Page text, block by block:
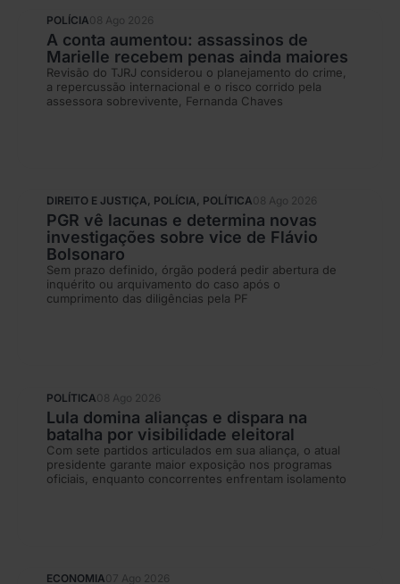
POLÍCIA08 Ago 2026
A conta aumentou: assassinos de
Marielle recebem penas ainda maiores
Revisão do TJRJ considerou o planejamento do crime,
a repercussão internacional e o risco corrido pela
assessora sobrevivente, Fernanda Chaves
DIREITO E JUSTIÇA, POLÍCIA, POLÍTICA08 Ago 2026
PGR vê lacunas e determina novas
investigações sobre vice de Flávio
Bolsonaro
Sem prazo definido, órgão poderá pedir abertura de
inquérito ou arquivamento do caso após o
cumprimento das diligências pela PF
POLÍTICA08 Ago 2026
Lula domina alianças e dispara na
batalha por visibilidade eleitoral
Com sete partidos articulados em sua aliança, o atual
presidente garante maior exposição nos programas
oficiais, enquanto concorrentes enfrentam isolamento
ECONOMIA07 Ago 2026